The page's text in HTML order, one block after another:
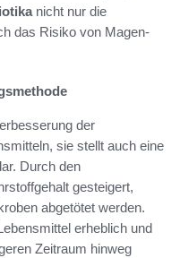
nicht nur die
das Risiko von Magen-
der
sie stellt auch eine
Durch den
gesteigert,
abgetötet werden.
erheblich und
Zeitraum hinweg